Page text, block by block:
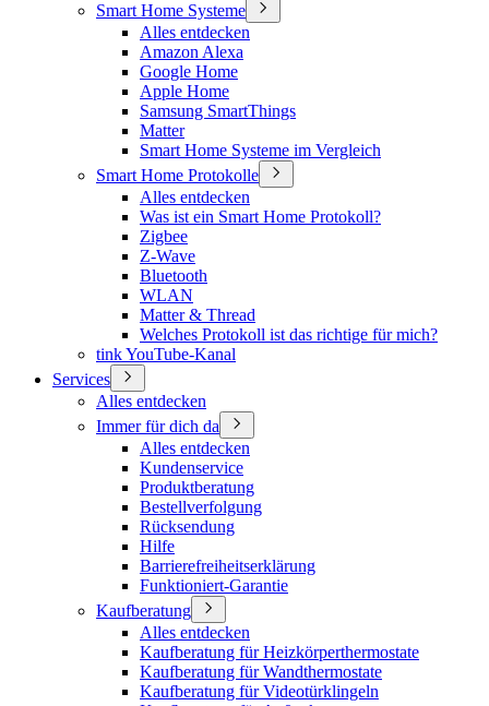
Smart Home Systeme
Alles entdecken
Amazon Alexa
Google Home
Apple Home
Samsung SmartThings
Matter
Smart Home Systeme im Vergleich
Smart Home Protokolle
Alles entdecken
Was ist ein Smart Home Protokoll?
Zigbee
Z-Wave
Bluetooth
WLAN
Matter & Thread
Welches Protokoll ist das richtige für mich?
tink YouTube-Kanal
Services
Alles entdecken
Immer für dich da
Alles entdecken
Kundenservice
Produktberatung
Bestellverfolgung
Rücksendung
Hilfe
Barrierefreiheitserklärung
Funktioniert-Garantie
Kaufberatung
Alles entdecken
Kaufberatung für Heizkörperthermostate
Kaufberatung für Wandthermostate
Kaufberatung für Videotürklingeln